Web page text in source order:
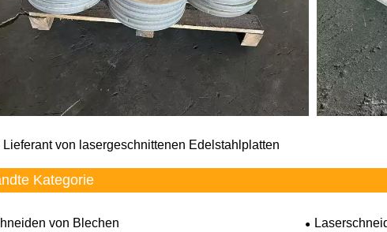
Lieferant von lasergeschnittenen Edelstahlplatten
Kategorie
von Blechen